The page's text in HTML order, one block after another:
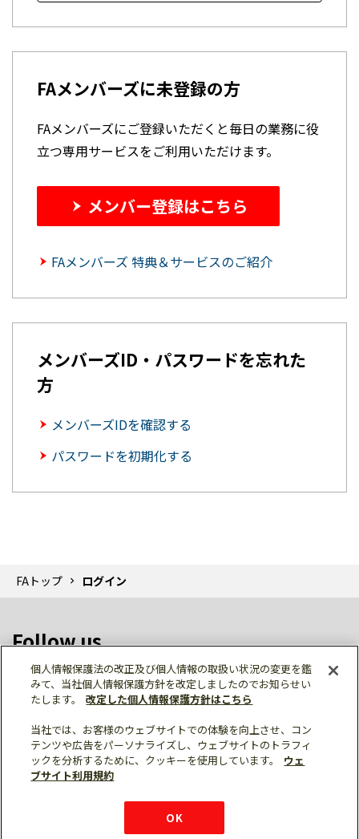
FAメンバーズに未登録の方
FAメンバーズにご登録いただくと毎日の業務に役
立つ専用サービスをご利用いただけます。
メンバー登録はこちら
FAメンバーズ 特典＆サービスのご紹介
メンバーズID・パスワードを忘れた
方
メンバーズIDを確認する
パスワードを初期化する
FAトップ ログイン
Follow us
個人情報保護 利用規約
ご利用にあたって
サイトマップ
三菱電機トップ
個人情報保護法の改正及び個人情報の取扱い状況の変更を鑑
みて、当社個人情報保護方針を改定しましたのでお知らせい
たします。
改定した個人情報保護方針はこちら
当社では、お客様のウェブサイトでの体験を向上させ、コン
テンツや広告をパーソナライズし、ウェブサイトのトラフィ
ックを分析するために、クッキーを使用しています。
ウェ
ブサイト利用規約
OK
チャットサービス